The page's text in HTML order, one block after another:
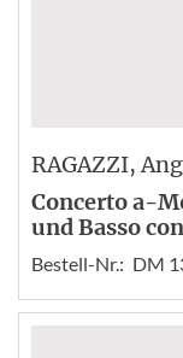
RAGAZZI,
Concerto a-
und Basso
Bestell-Nr.: DM